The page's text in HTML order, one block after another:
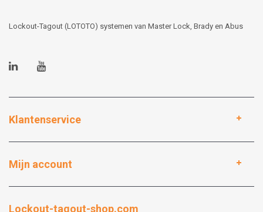
Lockout-Tagout (LOTOTO) systemen van Master Lock, Brady en Abus
Klantenservice
Mijn account
Lockout-tagout-shop.com